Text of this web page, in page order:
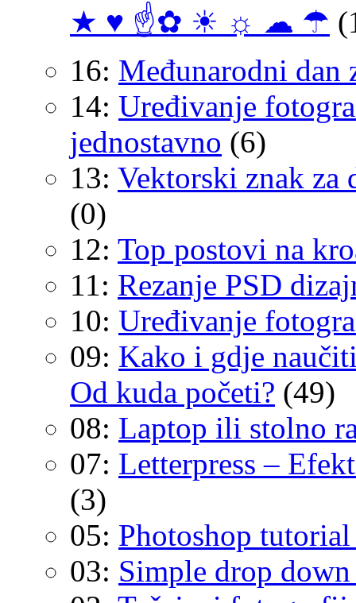
★ ♥ ☝✿ ☀ ☼ ☁ ☂
16: Međunarodni dan
14: Uređivanje
jednostavno (6)
13: Vektorski znak za
(0)
12: Top postovi na
11: Rezanje PSD
10: Uređivanje
09: Kako i gdje
Od kuda početi? (49)
08: Laptop ili stolno
07: Letterpress –
(3)
05: Photoshop
03: Simple drop